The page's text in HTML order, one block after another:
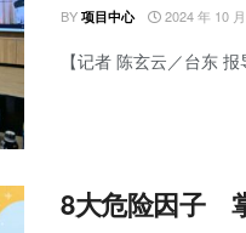
BY 项目中心 2024 年 10
【记者 陈玄云／台东
8大危险因子